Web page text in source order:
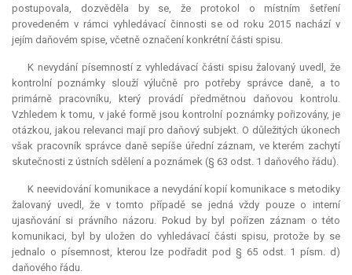
postupovala, dozvěděla by se, že protokol o místním šetření
provedeném v rámci vyhledávací činnosti se od roku 2015 nachází v
jejím daňovém spise, včetně označení konkrétní části spisu.
K nevydání písemností z vyhledávací části spisu žalovaný uvedl, že
kontrolní poznámky slouží výlučně pro potřeby správce daně, a to
primárně pracovníku, který provádí předmětnou daňovou kontrolu.
Vzhledem k tomu, v jaké formě jsou kontrolní poznámky pořizovány, je
otázkou, jakou relevanci mají pro daňový subjekt. O důležitých úkonech
však pracovník správce daně sepíše úřední záznam, ve kterém zachytí
skutečnosti z ústních sdělení a poznámek (§ 63 odst. 1 daňového řádu).
K neevidování komunikace a nevydání kopií komunikace s metodiky
žalovaný uvedl, že v tomto případě se jedná vždy pouze o interní
ujasňování si právního názoru. Pokud by byl pořízen záznam o této
komunikaci, byl by uložen do vyhledávací části spisu, protože by se
jednalo o písemnost, kterou lze podřadit pod § 65 odst. 1 písm. d)
daňového řádu.